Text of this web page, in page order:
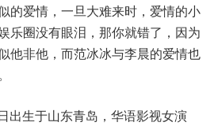
的爱情，一旦大难来时，爱情的小
乐圈没有眼泪，那你就错了，因为
他非他，而范冰冰与李晨的爱情也
出生于山东青岛，华语影视女演